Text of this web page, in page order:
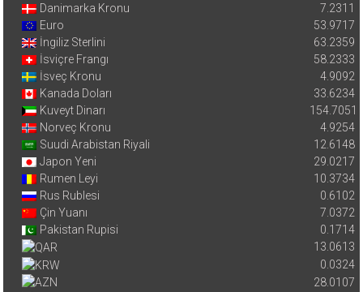
Danimarka Kronu
7.2311
Euro
53.9717
İngiliz Sterlini
63.2359
İsviçre Frangı
58.2333
İsveç Kronu
4.9092
Kanada Doları
33.6234
Kuveyt Dinarı
154.7051
Norveç Kronu
4.9254
Suudi Arabistan Riyali
12.6148
Japon Yeni
29.0217
Rumen Leyi
10.3734
Rus Rublesi
0.6102
Çin Yuanı
7.0372
Pakistan Rupisi
0.1714
13.0613
0.0324
28.0107